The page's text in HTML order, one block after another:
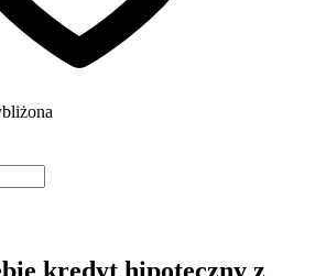
kredyt hipoteczny z